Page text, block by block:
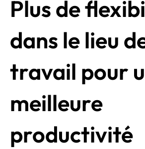
Plus de
dans le lieu
travail pour
meilleure
productivité